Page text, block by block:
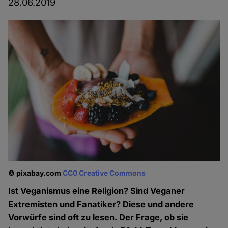
© pixabay.comCC0 Creative Commons
Ist Veganismus eine Religion? Sind Veganer
Extremisten und Fanatiker? Diese und andere
Vorwürfe sind oft zu lesen. Der Frage, ob sie